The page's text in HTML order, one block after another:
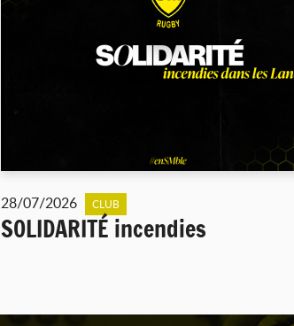
28/07/2026 CLUB
SOLIDARITÉ incendies